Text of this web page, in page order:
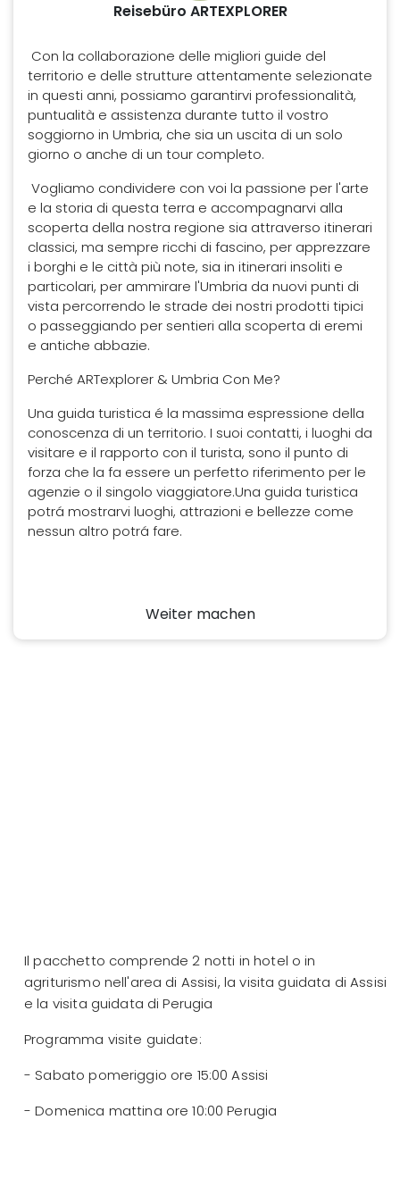
Il pacchetto comprende 2 notti in hotel o in
agriturismo nell'area di Assisi, la visita guidata di Assisi
e la visita guidata di Perugia
Programma visite guidate:
- Sabato pomeriggio ore 15:00 Assisi
- Domenica mattina ore 10:00 Perugia
Reisebüro ARTEXPLORER
Con la collaborazione delle migliori guide del
territorio e delle strutture attentamente selezionate
in questi anni, possiamo garantirvi professionalità,
puntualità e assistenza durante tutto il vostro
soggiorno in Umbria, che sia un uscita di un solo
giorno o anche di un tour completo.
Vogliamo condividere con voi la passione per l'arte
e la storia di questa terra e accompagnarvi alla
scoperta della nostra regione sia attraverso itinerari
classici, ma sempre ricchi di fascino, per apprezzare
i borghi e le città più note, sia in itinerari insoliti e
particolari, per ammirare l'Umbria da nuovi punti di
vista percorrendo le strade dei nostri prodotti tipici
o passeggiando per sentieri alla scoperta di eremi
e antiche abbazie.
Perché ARTexplorer & Umbria Con Me?
Una guida turistica é la massima espressione della
conoscenza di un territorio. I suoi contatti, i luoghi da
visitare e il rapporto con il turista, sono il punto di
forza che la fa essere un perfetto riferimento per le
agenzie o il singolo viaggiatore.Una guida turistica
potrá mostrarvi luoghi, attrazioni e bellezze come
nessun altro potrá fare.
Weiter machen